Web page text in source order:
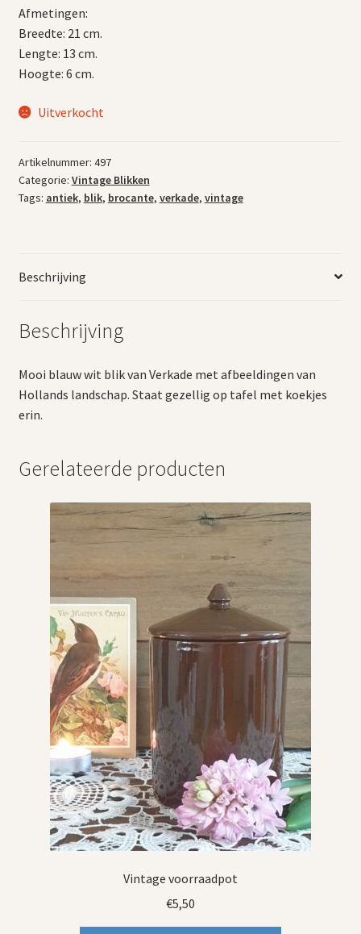
Afmetingen:
Breedte: 21 cm.
Lengte: 13 cm.
Hoogte: 6 cm.
Uitverkocht
Artikelnummer: 497
Categorie: Vintage Blikken
Tags: antiek, blik, brocante, verkade, vintage
Beschrijving
Beschrijving
Mooi blauw wit blik van Verkade met afbeeldingen van
Hollands landschap. Staat gezellig op tafel met koekjes
erin.
Gerelateerde producten
Vintage voorraadpot
€5,50